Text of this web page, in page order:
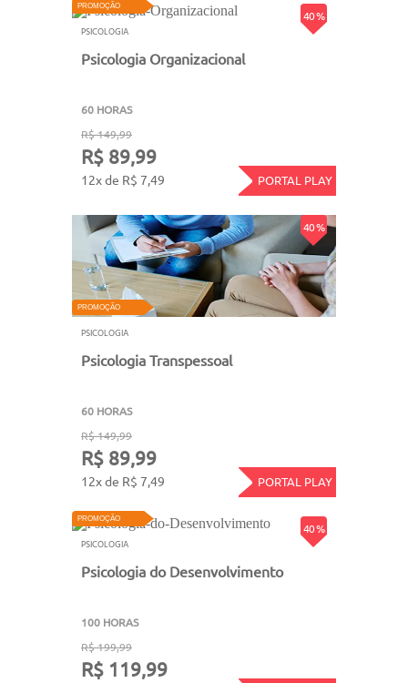
40 %
PROMOÇÃO
PSICOLOGIA
Psicologia Organizacional
60 HORAS
R$ 149,99
R$ 89,99
12x de R$ 7,49 PORTAL PLAY
40 %
PROMOÇÃO
PSICOLOGIA
Psicologia Transpessoal
60 HORAS
R$ 149,99
R$ 89,99
12x de R$ 7,49 PORTAL PLAY
40 %
PROMOÇÃO
PSICOLOGIA
Psicologia do Desenvolvimento
100 HORAS
R$ 199,99
R$ 119,99